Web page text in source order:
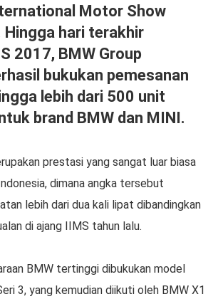
Motor Show
hari terakhir
2017, BMW Group
bukukan pemesanan
lebih dari 500 unit
brand BMW dan MINI.
prestasi yang sangat luar biasa
dimana angka tersebut
lebih dari dua kali lipat dibandingkan
di ajang IIMS tahun lalu.
BMW tertinggi dibukukan model
3, yang kemudian diikuti oleh BMW X1